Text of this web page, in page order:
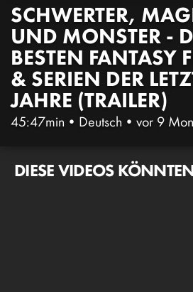
SCHWERTER,
UND MONSTER -
BESTEN FANTASY
& SERIEN DER
JAHRE (TRAILER)
45:47min • Deutsch • vor 9
DIESE VIDEOS